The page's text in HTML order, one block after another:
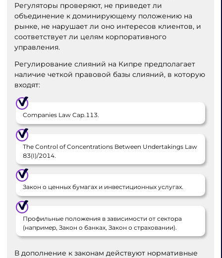
Регуляторы проверяют, не приведет ли
объединение к доминирующему положению на
рынке, не нарушает ли оно интересов клиентов, и
соответствует ли целям корпоративного
управления.
Регулирование слияний на Кипре предполагает
наличие четкой правовой базы слияний, в которую
входят:
Companies Law Cap.113.
The Control of Concentrations Between Undertakings Law
83(I)/2014.
Закон о ценных бумагах и инвестиционных услугах.
Профильные положения в зависимости от сектора
(например, Закон о банках, Закон о страховании).
В дополнение к законам действуют нормативные